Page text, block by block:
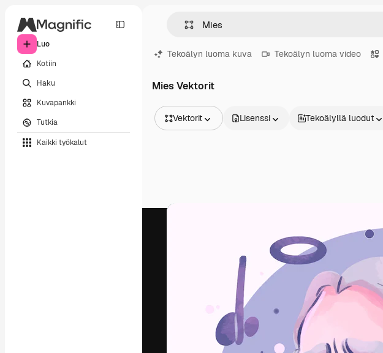
Luo
Kotiin
Haku
Kuvapankki
Tutkia
Kaikki työkalut
Tekoälyn luoma kuva Tekoälyn luoma video
Mies Vektorit
Vektorit
Videot
Lisenssi Tekoälyllä luodut
Luova alusta parhaiden töidesi
toteuttamiseen. Yli miljoona tilaajaa
luovien alojen ammattilaisten, yritysten,
toimistojen ja studioiden joukossa.
Suomi